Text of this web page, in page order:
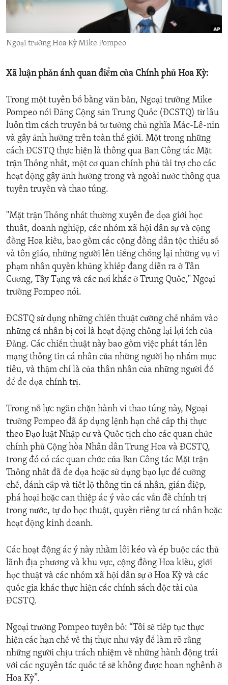
ENVIRONMENT AND HEALTH
IDEALS AND INSTITUTIONS
Ngoại trưởng Hoa Kỳ Mike Pompeo
Xã luận phản ánh quan điểm của Chính phủ Hoa Kỳ:
Trong một tuyên bố bằng văn bản, Ngoại trưởng Mike
Pompeo nói Đảng Cộng sản Trung Quốc (ĐCSTQ) từ lâu
luôn tìm cách truyền bá tư tưởng chủ nghĩa Mác-Lê-nin
và gây ảnh hưởng trên toàn thế giới. Một trong những
cách ĐCSTQ thực hiện là thông qua Ban Công tác Mặt
trận Thống nhất, một cơ quan chính phủ tài trợ cho các
hoạt động gây ảnh hưởng trong và ngoài nước thông qua
tuyên truyền và thao túng.
"Mặt trận Thống nhất thường xuyên đe dọa giới học
thuât, doanh nghiệp, các nhóm xã hội dân sự và cộng
đồng Hoa kiều, bao gồm các cộng đồng dân tộc thiểu số
và tôn giáo, những người lên tiếng chống lại những vụ vi
phạm nhân quyền khủng khiếp đang diễn ra ở Tân
Cương, Tây Tạng và các nơi khác ở Trung Quốc," Ngoại
trưởng Pompeo nói.
ĐCSTQ sử dụng những chiến thuật cưỡng chế nhắm vào
những cá nhân bị coi là hoạt động chống lại lợi ích của
Đảng. Các chiến thuật này bao gồm việc phát tán lên
mạng thông tin cá nhân của những người họ nhắm mục
tiêu, và thậm chí là của thân nhân của những người đó
để đe dọa chính trị.
Trong nỗ lực ngăn chặn hành vi thao túng này, Ngoại
trưởng Pompeo đã áp dụng lệnh hạn chế cấp thị thực
theo Đạo luật Nhập cư và Quốc tịch cho các quan chức
chính phủ Cộng hòa Nhân dân Trung Hoa và ĐCSTQ,
trong đó có các quan chức của Ban Công tác Mặt trận
Thống nhất đã đe dọa hoặc sử dụng bạo lực để cưỡng
chế, đánh cắp và tiết lộ thông tin cá nhân, gián điệp,
phá hoại hoặc can thiệp ác ý vào các vấn đề chính trị
trong nước, tự do học thuật, quyền riêng tư cá nhân hoặc
hoạt động kinh doanh.
Các hoạt động ác ý này nhằm lôi kéo và ép buộc các thủ
lãnh địa phương và khu vực, cộng đồng Hoa kiều, giới
học thuật và các nhóm xã hội dân sự ở Hoa Kỳ và các
quốc gia khác thực hiện các chính sách độc tài của
ĐCSTQ.
Ngoại trưởng Pompeo tuyên bố: “Tôi sẽ tiếp tục thực
hiện các hạn chế về thị thực như vậy để làm rõ rằng
những người chịu trách nhiệm về những hành động trái
với các nguyên tắc quốc tế sẽ không được hoan nghênh ở
Hoa Kỳ”.